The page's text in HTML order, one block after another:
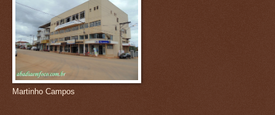
Martinho Campos